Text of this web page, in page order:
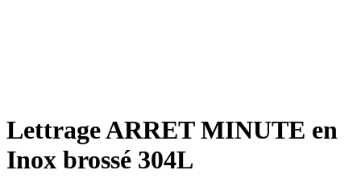
Lettrage ARRET MINUTE en
Inox brossé 304L